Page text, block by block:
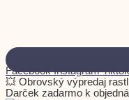
Facebook Instagram Tiktok
💥 Obrovský výpredaj
Darček zadarmo k